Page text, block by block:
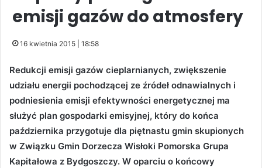
emisji gazów do atmosfery
16 kwietnia 2015 | 18:58
Redukcji emisji gazów cieplarnianych, zwiększenie
udziału energii pochodzącej ze źródeł odnawialnych i
podniesienia emisji efektywności energetycznej ma
służyć plan gospodarki emisyjnej, który do końca
października przygotuje dla piętnastu gmin skupionych
w Związku Gmin Dorzecza Wisłoki Pomorska Grupa
Kapitałowa z Bydgoszczy. W oparciu o końcowy